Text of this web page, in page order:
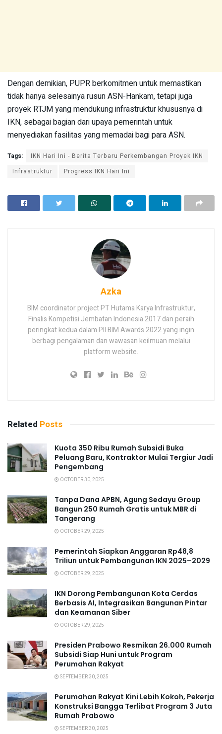
Dengan demikian, PUPR berkomitmen untuk memastikan
tidak hanya selesainya rusun ASN-Hankam, tetapi juga
proyek RTJM yang mendukung infrastruktur khususnya di
IKN, sebagai bagian dari upaya pemerintah untuk
menyediakan fasilitas yang memadai bagi para ASN.
Tags:
IKN Hari Ini - Berita Terbaru Perkembangan Proyek IKN
Infrastruktur
Progress IKN Hari Ini
Azka
BIM coordinator project PT Hutama Karya Infrastruktur,
Finalis Kompetisi Jembatan Indonesia 2017 dan peraih
peringkat kedua dalam PII BIM Awards 2022 yang ingin
berbagi pengalaman dan wawasan keilmuan melalui
platform website.
Related Posts
Kuota 350 Ribu Rumah Subsidi Buka
Peluang Baru, Kontraktor Mulai Tergiur Jadi
Pengembang
OCTOBER 30, 2025
Tanpa Dana APBN, Agung Sedayu Group
Bangun 250 Rumah Gratis untuk MBR di
Tangerang
OCTOBER 29, 2025
Pemerintah Siapkan Anggaran Rp48,8
Triliun untuk Pembangunan IKN 2025–2029
OCTOBER 29, 2025
IKN Dorong Pembangunan Kota Cerdas
Berbasis AI, Integrasikan Bangunan Pintar
dan Keamanan Siber
OCTOBER 29, 2025
Presiden Prabowo Resmikan 26.000 Rumah
Subsidi Siap Huni untuk Program
Perumahan Rakyat
SEPTEMBER 30, 2025
Perumahan Rakyat Kini Lebih Kokoh, Pekerja
Konstruksi Bangga Terlibat Program 3 Juta
Rumah Prabowo
SEPTEMBER 30, 2025